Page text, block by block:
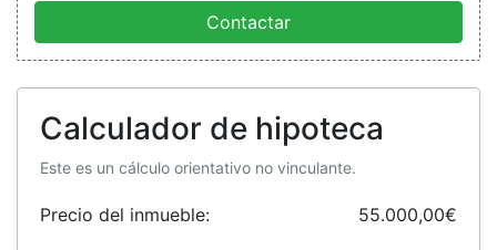
Contactar
Calculador de hipoteca
Este es un cálculo orientativo no vinculante.
Precio del inmueble: 55.000,00€